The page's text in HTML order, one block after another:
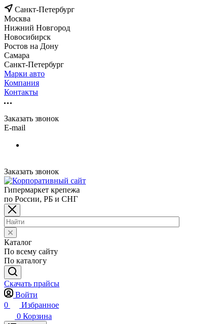
Санкт-Петербург
Москва
Нижний Новгород
Новосибирск
Ростов на Дону
Самара
Санкт-Петербург
Марки авто
Компания
Контакты
Заказать звонок
E-mail
Заказать звонок
Гипермаркет крепежа
по России, РБ и СНГ
Каталог
По всему сайту
По каталогу
Скачать прайсы
Войти
0
Избранное
0 Корзина